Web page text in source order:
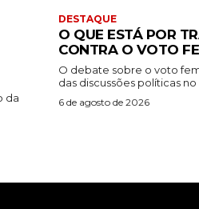
da
DESTAQUE
O QUE ESTÁ POR
CONTRA O VOTO
O debate sobre o voto
das discussões políticas no
6 de agosto de 2026